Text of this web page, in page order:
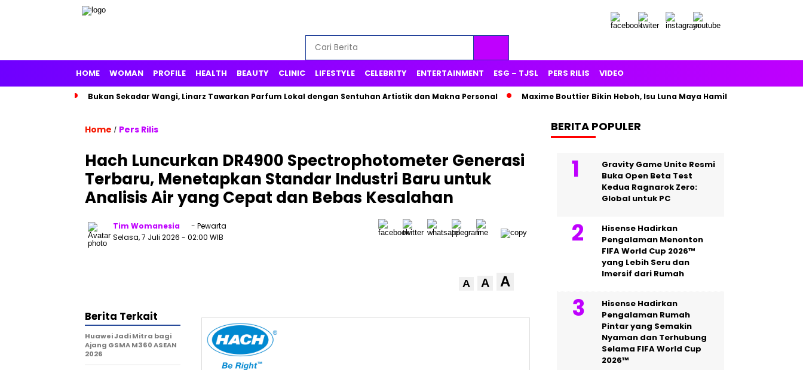
HOME WOMAN PROFILE HEALTH BEAUTY CLINIC LIFESTYLE CELEBRITY ENTERTAINMENT ESG – TJSL PERS RILIS VIDEO
Bukan Sekadar Wangi, Linarz Tawarkan Parfum Lokal dengan Sentuhan Artistik dan Makna Personal Maxime Bouttier Bikin Heboh, Isu Luna Maya Hamil Kembar Makin
Home / Pers Rilis
Hach Luncurkan DR4900 Spectrophotometer Generasi
Terbaru, Menetapkan Standar Industri Baru untuk
Analisis Air yang Cepat dan Bebas Kesalahan
Tim Womanesia
- Pewarta
Selasa, 7 Juli 2026 - 02:00 WIB
A A A
Berita Terkait
Huawei Jadi Mitra bagi
Ajang GSMA M360 ASEAN
2026
BERITA POPULER
Gravity Game Unite Resmi
Buka Open Beta Test
Kedua Ragnarok Zero:
Global untuk PC
Hisense Hadirkan
Pengalaman Menonton
FIFA World Cup 2026™
yang Lebih Seru dan
Imersif dari Rumah
Hisense Hadirkan
Pengalaman Rumah
Pintar yang Semakin
Nyaman dan Terhubung
Selama FIFA World Cup
2026™